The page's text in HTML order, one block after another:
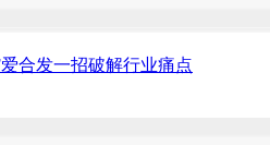
合发一招破解行业痛点